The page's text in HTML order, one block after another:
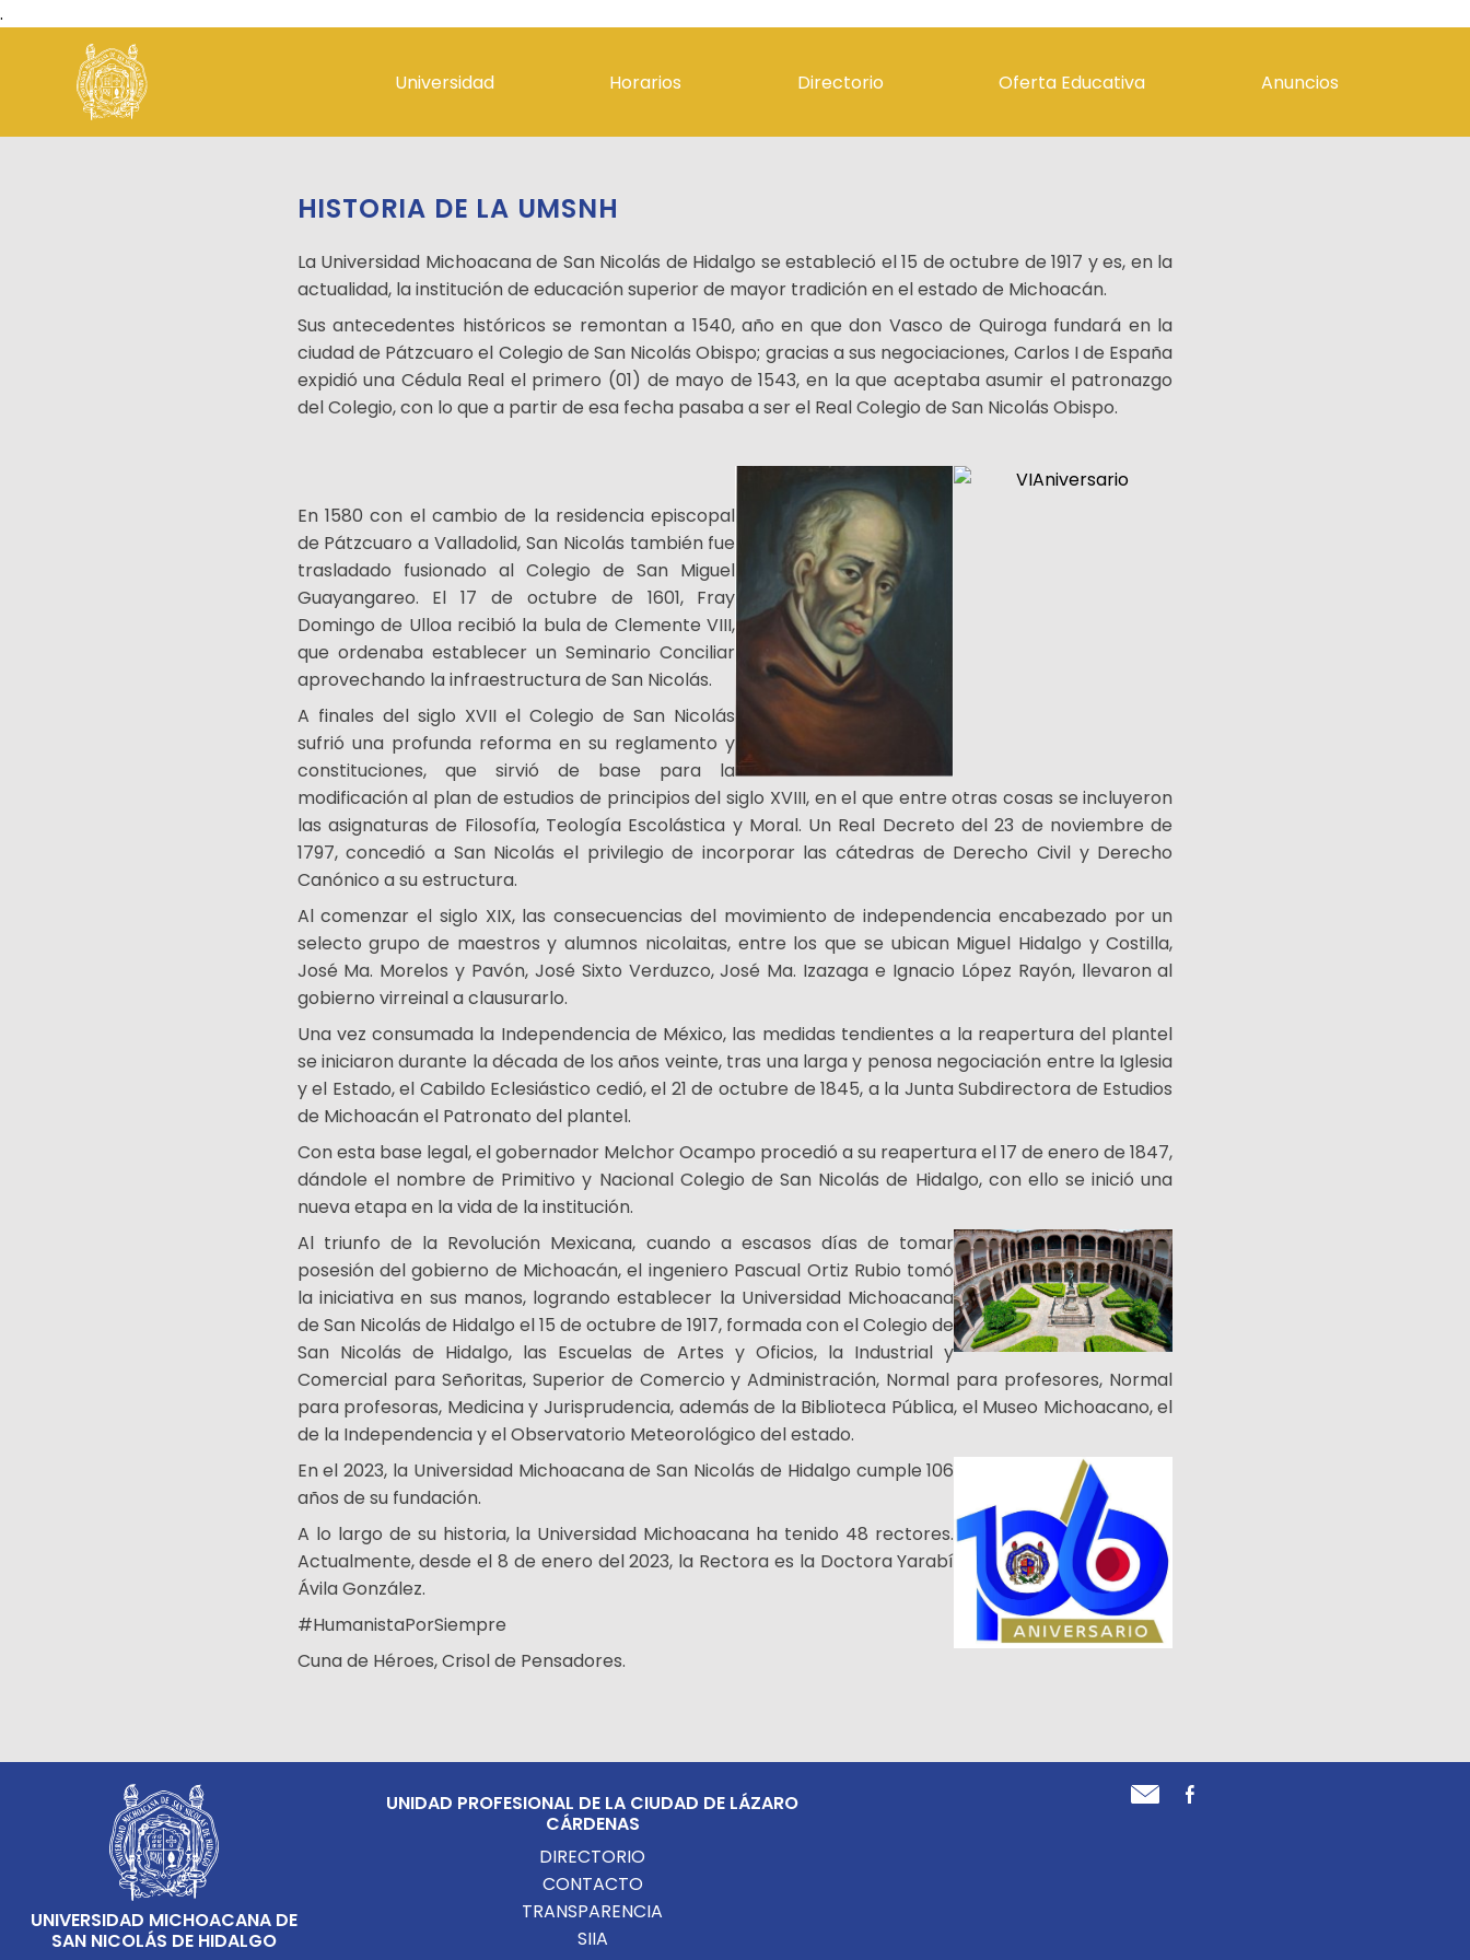
.
Universidad
UPLC
Normatividad
SIIAUM
Control escolar
Horarios
Lic. en Comercio Exterior
Directorio
Oferta Educativa
Lic. en Comercio Exterior
Anuncios
HISTORIA DE LA UMSNH
La Universidad Michoacana de San Nicolás de Hidalgo se estableció el 15 de octubre de 1917 y es, en la
actualidad, la institución de educación superior de mayor tradición en el estado de Michoacán.
Sus antecedentes históricos se remontan a 1540, año en que don Vasco de Quiroga fundará en la
ciudad de Pátzcuaro el Colegio de San Nicolás Obispo; gracias a sus negociaciones, Carlos I de España
expidió una Cédula Real el primero (01) de mayo de 1543, en la que aceptaba asumir el patronazgo
del Colegio, con lo que a partir de esa fecha pasaba a ser el Real Colegio de San Nicolás Obispo.
En 1580 con el cambio de la residencia episcopal
de Pátzcuaro a Valladolid, San Nicolás también fue
trasladado fusionado al Colegio de San Miguel
Guayangareo. El 17 de octubre de 1601, Fray
Domingo de Ulloa recibió la bula de Clemente VIII,
que ordenaba establecer un Seminario Conciliar
aprovechando la infraestructura de San Nicolás.
A finales del siglo XVII el Colegio de San Nicolás
sufrió una profunda reforma en su reglamento y
constituciones, que sirvió de base para la
modificación al plan de estudios de principios del siglo XVIII, en el que entre otras cosas se incluyeron
las asignaturas de Filosofía, Teología Escolástica y Moral. Un Real Decreto del 23 de noviembre de
1797, concedió a San Nicolás el privilegio de incorporar las cátedras de Derecho Civil y Derecho
Canónico a su estructura.
Al comenzar el siglo XIX, las consecuencias del movimiento de independencia encabezado por un
selecto grupo de maestros y alumnos nicolaitas, entre los que se ubican Miguel Hidalgo y Costilla,
José Ma. Morelos y Pavón, José Sixto Verduzco, José Ma. Izazaga e Ignacio López Rayón, llevaron al
gobierno virreinal a clausurarlo.
Una vez consumada la Independencia de México, las medidas tendientes a la reapertura del plantel
se iniciaron durante la década de los años veinte, tras una larga y penosa negociación entre la Iglesia
y el Estado, el Cabildo Eclesiástico cedió, el 21 de octubre de 1845, a la Junta Subdirectora de Estudios
de Michoacán el Patronato del plantel.
Con esta base legal, el gobernador Melchor Ocampo procedió a su reapertura el 17 de enero de 1847,
dándole el nombre de Primitivo y Nacional Colegio de San Nicolás de Hidalgo, con ello se inició una
nueva etapa en la vida de la institución.
Al triunfo de la Revolución Mexicana, cuando a escasos días de tomar
posesión del gobierno de Michoacán, el ingeniero Pascual Ortiz Rubio tomó
la iniciativa en sus manos, logrando establecer la Universidad Michoacana
de San Nicolás de Hidalgo el 15 de octubre de 1917, formada con el Colegio de
San Nicolás de Hidalgo, las Escuelas de Artes y Oficios, la Industrial y
Comercial para Señoritas, Superior de Comercio y Administración, Normal para profesores, Normal
para profesoras, Medicina y Jurisprudencia, además de la Biblioteca Pública, el Museo Michoacano, el
de la Independencia y el Observatorio Meteorológico del estado.
En el 2023, la Universidad Michoacana de San Nicolás de Hidalgo cumple 106
años de su fundación.
A lo largo de su historia, la Universidad Michoacana ha tenido 48 rectores.
Actualmente, desde el 8 de enero del 2023, la Rectora es la Doctora Yarabí
Ávila González.
#HumanistaPorSiempre
Cuna de Héroes, Crisol de Pensadores.
UNIVERSIDAD MICHOACANA DE
SAN NICOLÁS DE HIDALGO
UNIDAD PROFESIONAL DE LA CIUDAD DE LÁZARO
CÁRDENAS
DIRECTORIO
CONTACTO
TRANSPARENCIA
SIIA
OFERTA EDUCATIVA +
ANUNCIOS +